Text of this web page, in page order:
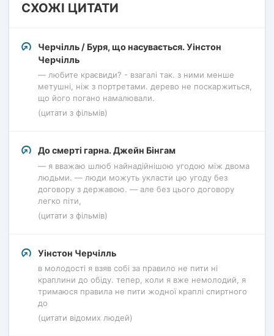
СХОЖІ ЦИТАТИ
Черчілль / Буря, що насувається. Уінстон
Черчілль
— любите краєвиди? - взагалі так. з ними менше
метушні, ніж з портретами. дерево не поскаржиться,
що його погано намалювали.
(цитати з фільмів)
До смерті гарна. Джейн Бінгам
— я вважаю шлюб найнадійнішою угодою між двома
людьми. — люди можуть укласти цю угоду без
договору з державою. — але без цього договору
легко піти,
(цитати з фільмів)
Уінстон Черчілль
в молодості я взяв собі за правило не пити ні
краплини до обіду. тепер, коли я вже немолодий, я
тримаюся правила не пити жодної краплі спиртного
до
(цитати відомих людей)